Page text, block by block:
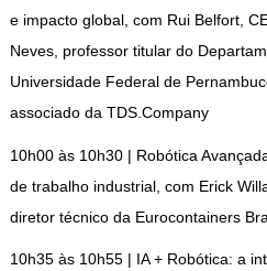
e impacto global, com Rui Belfort,
Neves, professor titular do
Universidade Federal de
associado da TDS.Company
10h00 às 10h30 | Robótica
de trabalho industrial, com Erick
diretor técnico da Eurocontainers
10h35 às 10h55 | IA + Robótica: a